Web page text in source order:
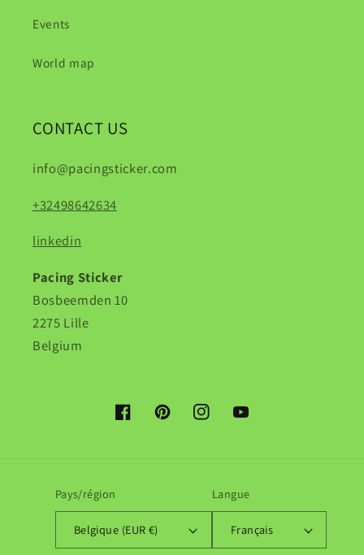
Events
World map
CONTACT US
info@pacingsticker.com
+32498642634
linkedin
Pacing Sticker
Bosbeemden 10
2275 Lille
Belgium
FacebookPinterestInstagramYouTube
Pays/région
Belgique (EUR €)
Langue
Français